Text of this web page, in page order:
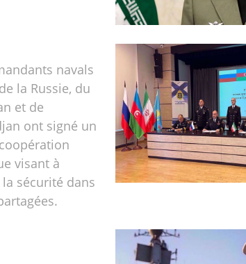
navals
la Russie, du
et de
ont signé un
visant à
sécurité dans